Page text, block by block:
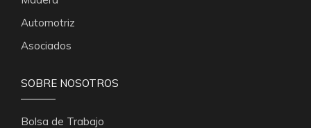
Automotriz
Asociados
SOBRE NOSOTROS
Bolsa de Trabajo